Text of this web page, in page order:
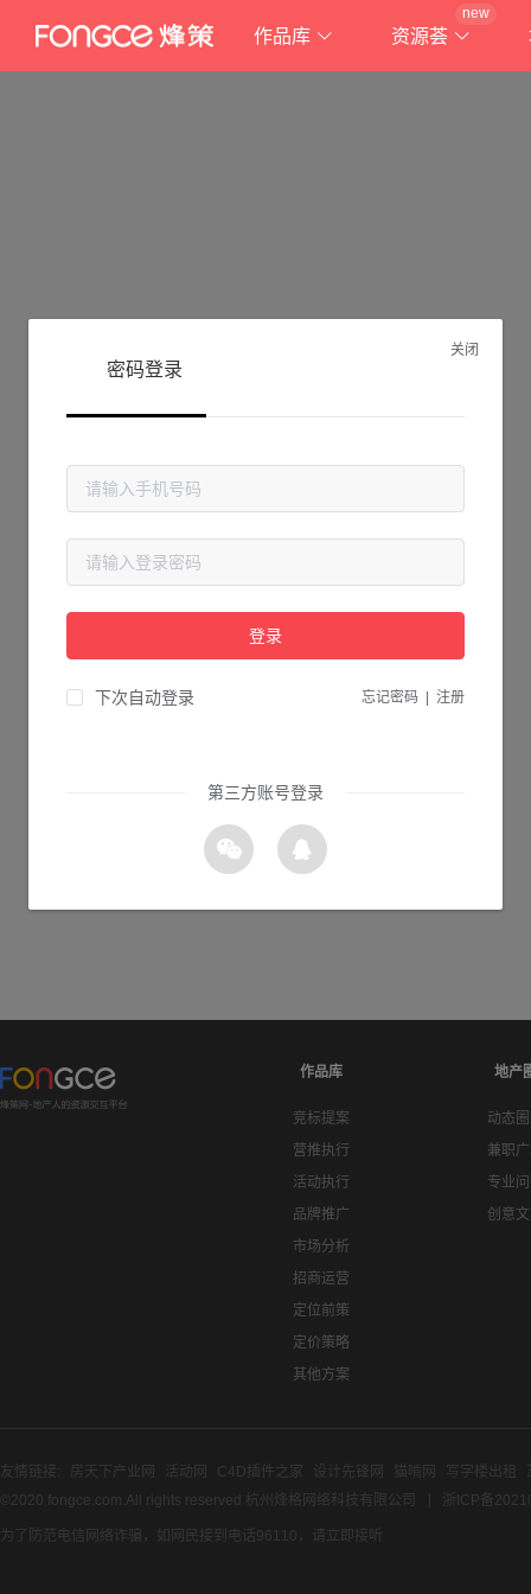
作品库 资源荟
new
抱歉!
请检查您输入的网址是否正确，或点击下面的按钮返回首页。
作品库
竞标提案
营推执行
活动执行
品牌推广
市场分析
招商运营
定位前策
定价策略
其他方案
地产
动态
兼职
专业
创意
友情链接: 房天下产业网 活动网 C4D插件之家 设计先锋网 猫啃网 写字楼出租
©2020 fongce.com.All rights reserved 杭州烽格网络科技有限公司
浙ICP备
为了防范电信网络诈骗，如网民接到电话96110，请立即接听
关闭
密码登录
登录
下次自动登录 忘记密码 注册
第三方账号登录